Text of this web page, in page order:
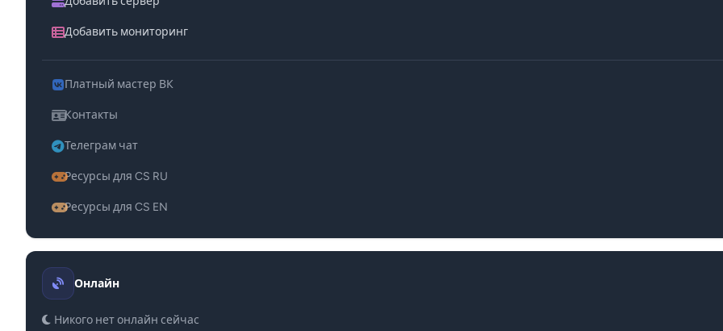
Добавить мониторинг
Платный мастер ВК
Контакты
Телеграм чат
Ресурсы для CS RU
Ресурсы для CS EN
Онлайн
Никого нет онлайн сейчас